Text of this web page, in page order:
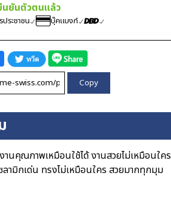
นยันตัวตนแล้ว
ระชาชน บุ๊คแบงก์
Copy
คุณภาพเหมือนใช้ได้ งานสวยไม่เหมือนใคร
ามิกเด่น ทรงไม่เหมือนใคร สวยมากทุกมุม